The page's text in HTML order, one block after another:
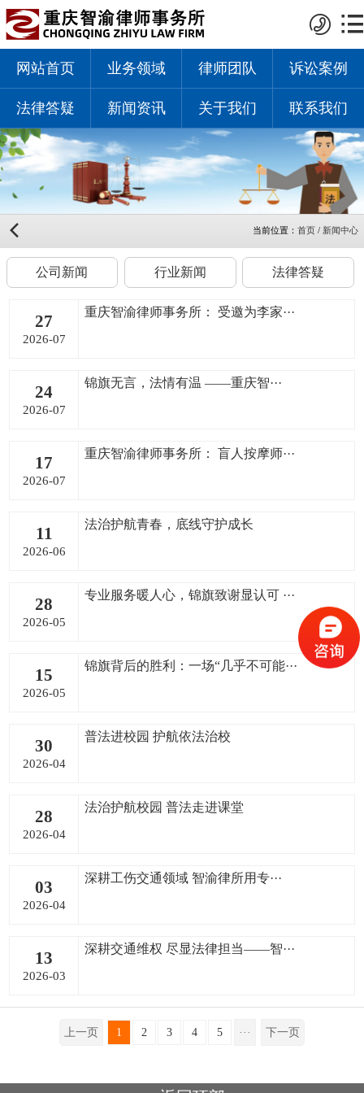
网站首页 业务领域 律师团队 诉讼案例
法律答疑 新闻资讯 关于我们 联系我们
当前位置： 首页 / 新闻中心
公司新闻 行业新闻 法律答疑
27
2026-07
重庆智渝律师事务所： 受邀为李家···
24
2026-07
锦旗无言，法情有温 ——重庆智···
17
2026-07
重庆智渝律师事务所： 盲人按摩师···
11
2026-06
法治护航青春，底线守护成长
28
2026-05
专业服务暖人心，锦旗致谢显认可 ···
15
2026-05
锦旗背后的胜利：一场“几乎不可能···
30
2026-04
普法进校园 护航依法治校
28
2026-04
法治护航校园 普法走进课堂
03
2026-04
深耕工伤交通领域 智渝律所用专···
13
2026-03
深耕交通维权 尽显法律担当——智···
上一页 1 2 3 4 5 ··· 下一页